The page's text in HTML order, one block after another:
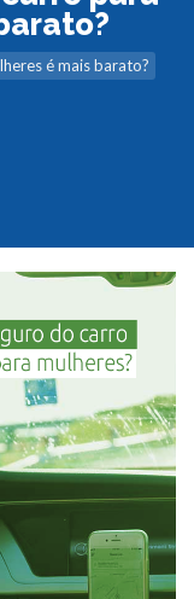
é mais barato?